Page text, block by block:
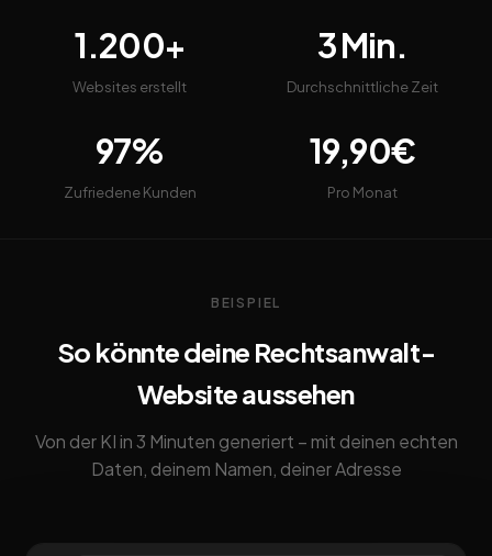
1.200+
Websites erstellt
3 Min.
Durchschnittliche Zeit
97%
Zufriedene Kunden
19,90€
Pro Monat
BEISPIEL
So könnte deine Rechtsanwalt-
Website aussehen
Von der KI in 3 Minuten generiert – mit deinen echten
Daten, deinem Namen, deiner Adresse